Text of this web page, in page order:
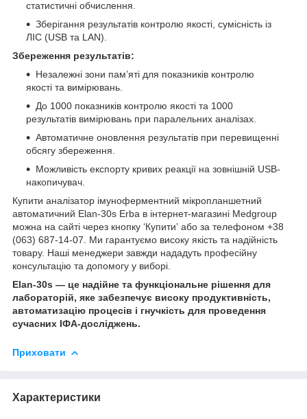
статистичні обчислення.
Зберігання результатів контролю якості, сумісність із
ЛІС (USB та LAN).
Збереження результатів:
Незалежні зони пам’яті для показників контролю
якості та вимірювань.
До 1000 показників контролю якості та 1000
результатів вимірювань при паралельних аналізах.
Автоматичне оновлення результатів при перевищенні
обсягу збереження.
Можливість експорту кривих реакції на зовнішній USB-
накопичувач.
Купити аналізатор імуноферментний мікропланшетний
автоматичний Elan-30s Erba в інтернет-магазині Medgroup
можна на сайті через кнопку ‘Купитиʼ або за телефоном +38
(063) 687-14-07. Ми гарантуємо високу якість та надійність
товару. Наші менеджери завжди нададуть професійну
консультацію та допомогу у виборі.
Elan-30s — це надійне та функціональне рішення для
лабораторій, яке забезпечує високу продуктивність,
автоматизацію процесів і гнучкість для проведення
сучасних ІФА-досліджень.
Приховати
Характеристики